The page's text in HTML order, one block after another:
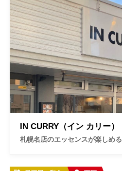
IN CURRY（イン カリー）
札幌名店のエッセンスが楽しめる